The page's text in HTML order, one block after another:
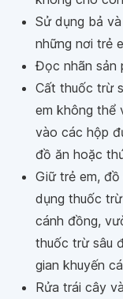
Sử dụng bả
những nơi trẻ
Đọc nhãn sản
Cất thuốc trừ
em không thể
vào các hộp
đồ ăn hoặc
Giữ trẻ em,
dụng thuốc
cánh đồng,
thuốc trừ sâu
gian khuyến
Rửa trái cây